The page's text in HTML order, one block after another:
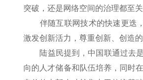
突破，还是网络空间的治理都至关
伴随互联网技术的快速更迭，
激发创新活力，尊重创新、创造
陆益民提到，中国联通过去是
向的人才储备和队伍培养，同时